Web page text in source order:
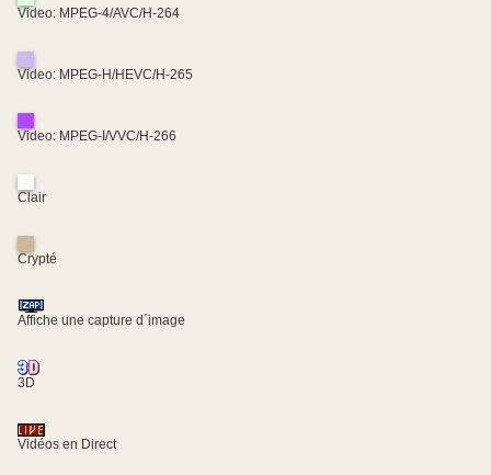
Video: MPEG-4/AVC/H-264
Video: MPEG-H/HEVC/H-265
Video: MPEG-I/VVC/H-266
Clair
Crypté
Affiche une capture d´image
3D
Vidéos en Direct